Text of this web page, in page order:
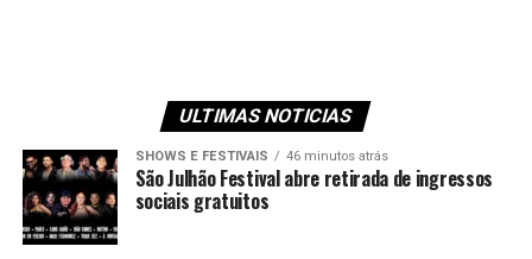
ULTIMAS NOTICIAS
SHOWS E FESTIVAIS 46 minutos atrás
São Julhão Festival abre retirada de ingressos
sociais gratuitos